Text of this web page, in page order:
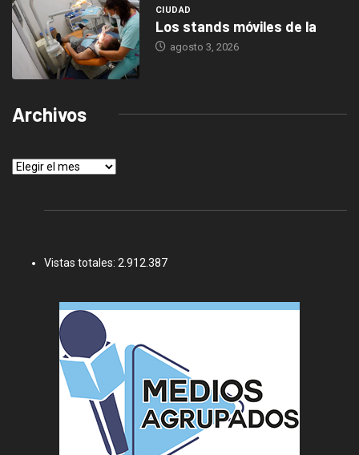
CIUDAD
Los stands móviles de la
agosto 3, 2026
Archivos
Archivos
Vistas totales: 2.912.387